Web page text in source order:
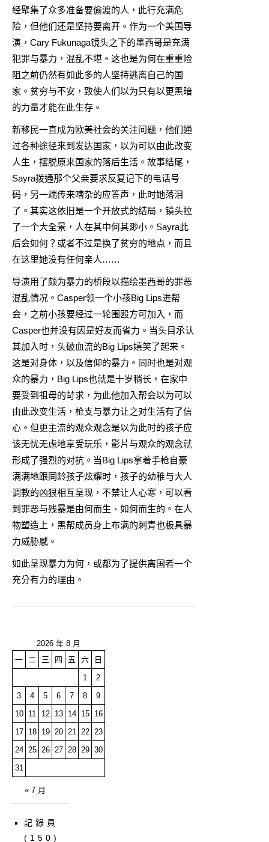
经聚集了众多准备要偷渡的人，此行充满危
险，但他们还是坚持要离开。作为一个美国导
演，Cary Fukunaga镜头之下的墨西哥是充满
犯罪与暴力，混乱不堪。这也是为何在重重险
阻之前仍然有如此多的人坚持逃离自己的国
家。贫穷与不安，致使人们以为只有以更黑暗
的力量才能在此生存。
新移民一直成为欧美社会的关注问题，他们通
过各种途径来到发达国家，以为可以由此改变
人生，摆脱原来国家的落后生活。故事结尾，
Sayra拨通那个父亲要求反复记下的电话号
码，另一端传来嘈杂的应答声，此时她落泪
了。其实这依旧是一个开放式的结局，镜头拉
了一个大全景，人在其中何其渺小。Sayra此
后会如何？或者不过是换了贫穷的地点，而且
在这里她没有任何亲人……
导演用了颇为暴力的桥段以描绘墨西哥的罪恶
混乱情况。Casper领一个小孩Big Lips进帮
会，之前小孩要经过一轮围殴方可加入，而
Casper也并没有因是好友而省力。当头目承认
其加入时，头破血流的Big Lips嬉笑了起来。
这是对身体，以及信仰的暴力。同时也是对观
众的暴力，Big Lips也就是十岁稍长，在家中
要受到祖母的苛求，为此他加入帮会以为可以
由此改变生活，枪支与暴力让之对生活有了信
心。但更主流的观众观念是以为此时的孩子应
该无忧无虑地享受玩乐，影片与观众的观念就
形成了强烈的对抗。当Big Lips拿着手枪自豪
满满地跟同龄孩子炫耀时，孩子的幼稚与大人
调教的凶狠相互呈现，不禁让人心寒，可以看
到罪恶与残暴是由何而生、如何而生的。在人
物塑造上，黑帮成员身上布满的刺青也极具暴
力威胁感。
如此呈现暴力为何，或都为了提供离国者一个
充分有力的理由。
2026 年 8 月
一
二 三 四 五 六
日
1
2
3
4 5 6 7 8
9
10
11 12 13 14 15
16
17
18 19 20 21 22
23
24
25 26 27 28 29 30
31
« 7 月
記錄員
(150)